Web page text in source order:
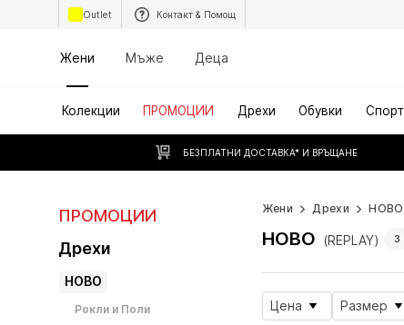
Outlet Контакт & Помощ
Жени Мъже Деца
Колекции ПРОМОЦИИ Дрехи Обувки Спорт
БЕЗПЛАТНИ ДОСТАВКА* И ВРЪЩАНЕ
ПРОМОЦИИ
Дрехи
НОВО
Рокли и Поли
Жени Дрехи НОВО
НОВО (REPLAY) 3
Цена Размер